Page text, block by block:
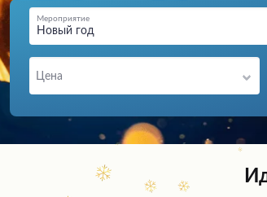
+7 (903) 448-30-95
Новый год
Мероприятие
Цена